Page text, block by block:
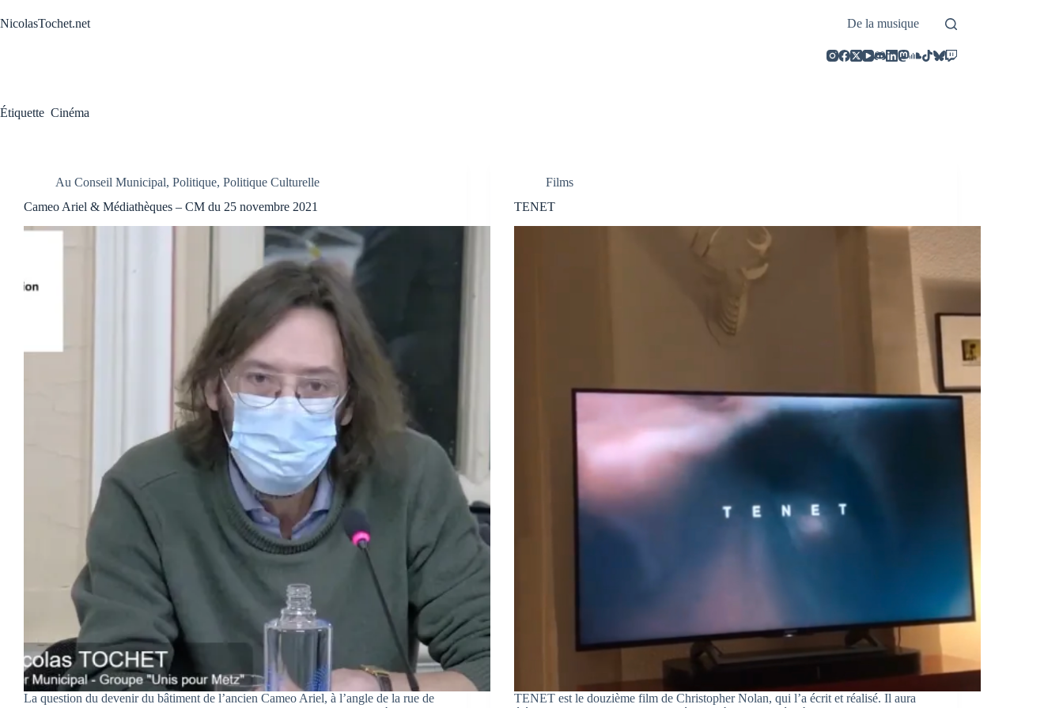
au
NicolasTochet.net De la musique
Étiquette Cinéma
Au Conseil Municipal, Politique, Politique Culturelle
Cameo Ariel & Médiathèques – CM du 25 novembre 2021
La question du devenir du bâtiment de l’ancien Cameo Ariel, à l’angle de la rue de
Films
TENET
TENET est le douzième film de Christopher Nolan, qui l’a écrit et réalisé. Il aura